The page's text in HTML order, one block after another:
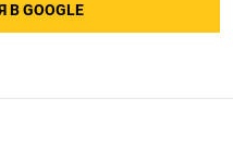
GOOGLE